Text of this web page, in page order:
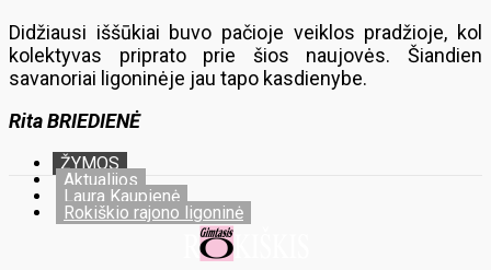
Didžiausi iššūkiai buvo pačioje veiklos pradžioje, kol
kolektyvas priprato prie šios naujovės. Šiandien
savanoriai ligoninėje jau tapo kasdienybe.
Rita BRIEDIENĖ
ŽYMOS
Aktualijos
Laura Kaupienė
Rokiškio rajono ligoninė